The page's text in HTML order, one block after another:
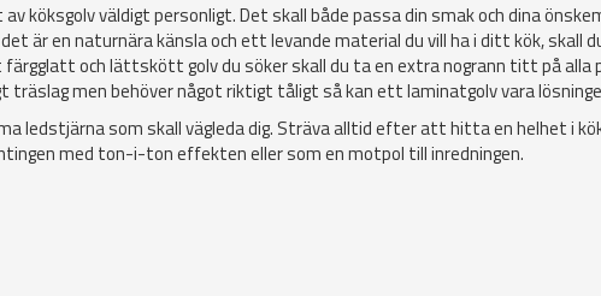
köksgolv väldigt personligt. Det skall både passa din smak och dina
är en naturnära känsla och ett levande material du vill ha i ditt kök, skall
och lättskött golv du söker skall du ta en extra nogrann titt på alla
men behöver något riktigt tåligt så kan ett laminatgolv vara
ledstjärna som skall vägleda dig. Sträva alltid efter att hitta en helhet i
med ton-i-ton effekten eller som en motpol till inredningen.